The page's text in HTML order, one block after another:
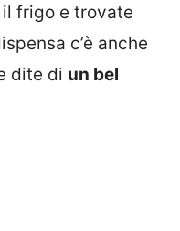
frigo e trovate
c’è anche
dite di un bel